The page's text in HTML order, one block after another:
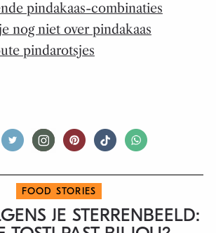
pindakaas-combinaties
nog niet over pindakaas
pindarotsjes
FOOD STORIES
JE STERRENBEELD: